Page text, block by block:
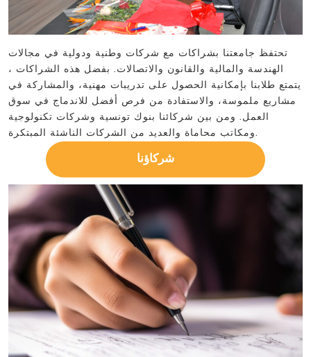
تحتفظ جامعتنا بشراكات مع شركات وطنية ودولية في مجالات
الهندسة والمالية والقانون والاتصالات. بفضل هذه الشراكات ،
يتمتع طلابنا بإمكانية الحصول على تدريبات مهنية، والمشاركة في
مشاريع ملموسة، والاستفادة من فرص أفضل للاندماج في سوق
العمل. ومن بين شركائنا بنوك تونسية وشركات تكنولوجية
ومكاتب محاماة والعديد من الشركات الناشئة المبتكرة.
شركاؤنا